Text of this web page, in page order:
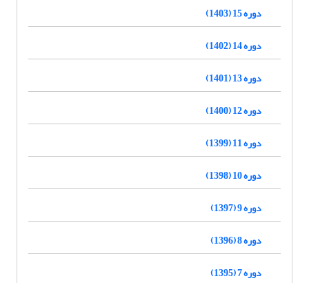
دوره 15 (1403)
دوره 14 (1402)
دوره 13 (1401)
دوره 12 (1400)
دوره 11 (1399)
دوره 10 (1398)
دوره 9 (1397)
دوره 8 (1396)
دوره 7 (1395)